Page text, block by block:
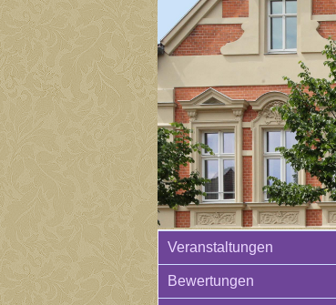
Veranstaltungen
Bewertungen